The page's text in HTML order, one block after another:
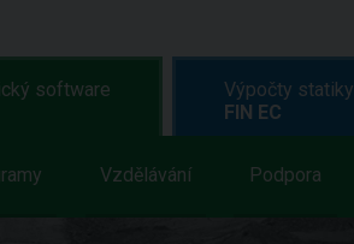
software
Vzdělávání Podpora
Výpočty statiky
FIN EC